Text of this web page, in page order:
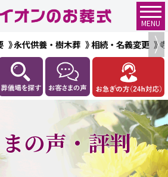
MENU
永代供養・樹木葬 相続・名義変更
の声・評判